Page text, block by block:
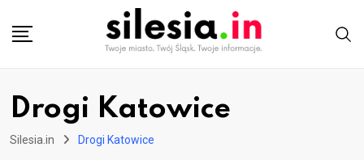
Drogi Katowice
Silesia.in Drogi Katowice